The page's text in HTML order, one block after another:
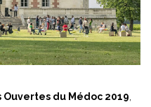
Ouvertes du Médoc 2019,